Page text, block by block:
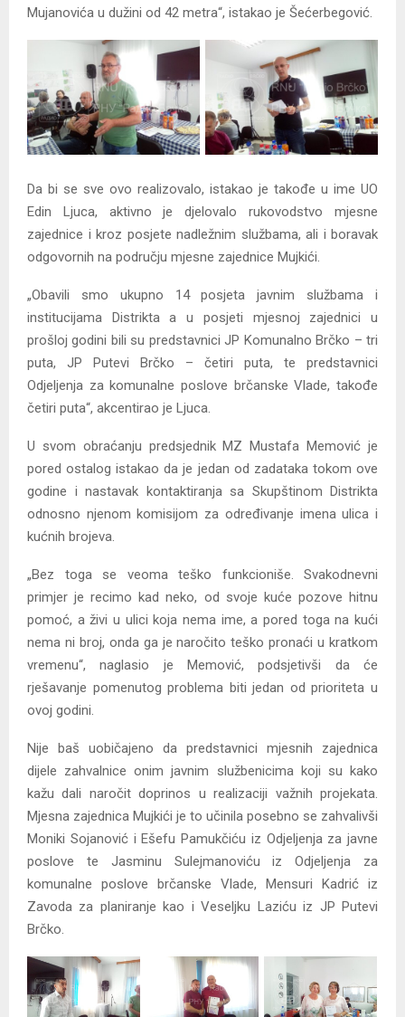
Mujanovića u dužini od 42 metra“, istakao je Šećerbegović.
Da bi se sve ovo realizovalo, istakao je takođe u ime UO
Edin Ljuca, aktivno je djelovalo rukovodstvo mjesne
zajednice i kroz posjete nadležnim službama, ali i boravak
odgovornih na području mjesne zajednice Mujkići.
„Obavili smo ukupno 14 posjeta javnim službama i
institucijama Distrikta a u posjeti mjesnoj zajednici u
prošloj godini bili su predstavnici JP Komunalno Brčko – tri
puta, JP Putevi Brčko – četiri puta, te predstavnici
Odjeljenja za komunalne poslove brčanske Vlade, takođe
četiri puta“, akcentirao je Ljuca.
U svom obraćanju predsjednik MZ Mustafa Memović je
pored ostalog istakao da je jedan od zadataka tokom ove
godine i nastavak kontaktiranja sa Skupštinom Distrikta
odnosno njenom komisijom za određivanje imena ulica i
kućnih brojeva.
„Bez toga se veoma teško funkcioniše. Svakodnevni
primjer je recimo kad neko, od svoje kuće pozove hitnu
pomoć, a živi u ulici koja nema ime, a pored toga na kući
nema ni broj, onda ga je naročito teško pronaći u kratkom
vremenu“, naglasio je Memović, podsjetivši da će
rješavanje pomenutog problema biti jedan od prioriteta u
ovoj godini.
Nije baš uobičajeno da predstavnici mjesnih zajednica
dijele zahvalnice onim javnim službenicima koji su kako
kažu dali naročit doprinos u realizaciji važnih projekata.
Mjesna zajednica Mujkići je to učinila posebno se zahvalivši
Moniki Sojanović i Ešefu Pamukčiću iz Odjeljenja za javne
poslove te Jasminu Sulejmanoviću iz Odjeljenja za
komunalne poslove brčanske Vlade, Mensuri Kadrić iz
Zavoda za planiranje kao i Veseljku Laziću iz JP Putevi
Brčko.